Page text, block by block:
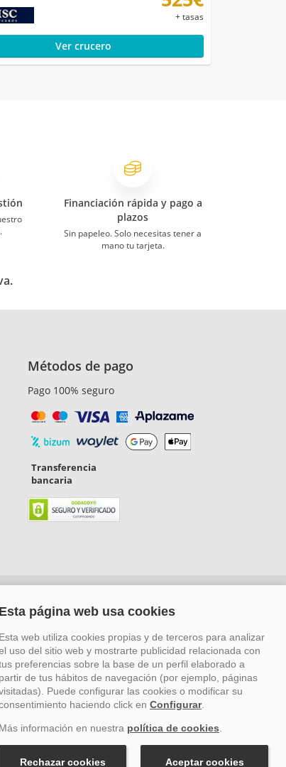
+ tasas
Ver crucero
Financiación rápida y pago a
plazos
Sin papeleo. Solo necesitas tener a
mano tu tarjeta.
Métodos de pago
Pago 100% seguro
Transferencia
bancaria
Málaga. CP: 29006) Tel: +34 917 815 555 -
2
el impulso de la innovación, el desarrollo
de Acción durante el año 2026 para reforzar su
de la Cámara de Comercio de Málaga.